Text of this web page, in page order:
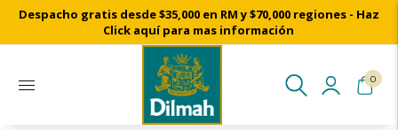
Despacho gratis desde $35,000 en RM y $70,000 regiones - Haz
Click aquí para mas información
0